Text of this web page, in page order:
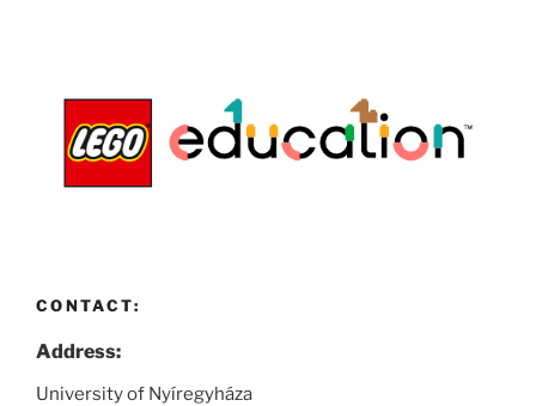
CONTACT:
Address:
University of Nyíregyháza